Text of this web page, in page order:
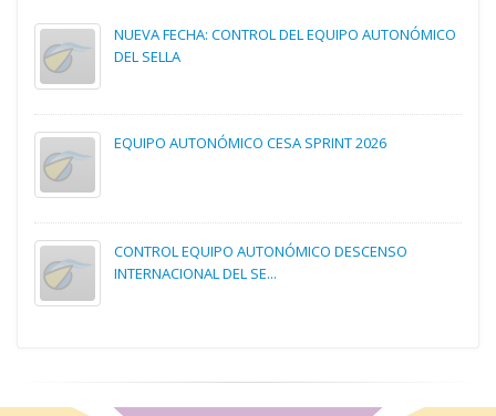
NUEVA FECHA: CONTROL DEL EQUIPO AUTONÓMICO
DEL SELLA
EQUIPO AUTONÓMICO CESA SPRINT 2026
CONTROL EQUIPO AUTONÓMICO DESCENSO
INTERNACIONAL DEL SE...